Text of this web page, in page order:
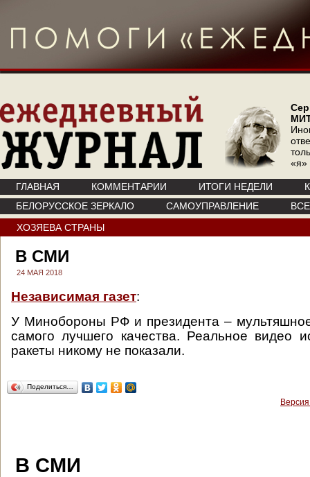
«я»
ГЛАВНАЯ КОММЕНТАРИИ ИТОГИ НЕДЕЛИ
БЕЛОРУССКОЕ ЗЕРКАЛО
САМОУПРАВЛЕНИЕ
ХОЗЯЕВА СТРАНЫ
В СМИ
24 МАЯ 2018
Независимая газет:
У Минобороны РФ и президента –
самого лучшего качества. Реальное видео
ракеты никому не показали.
Поделиться…
В СМИ